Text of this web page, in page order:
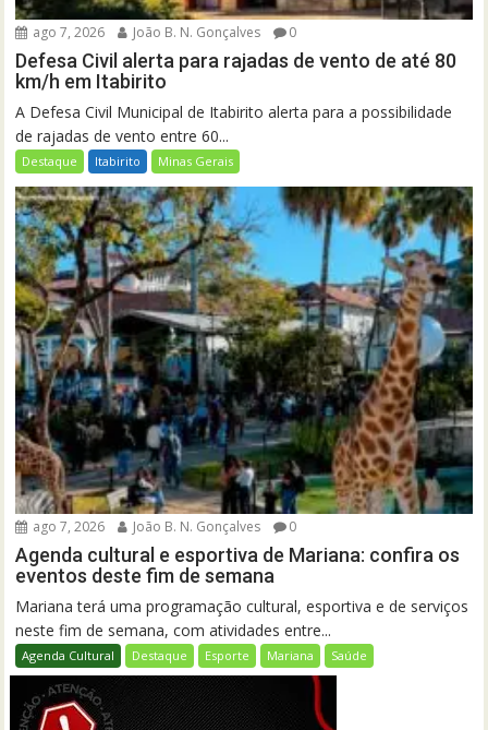
ago 7, 2026 João B. N. Gonçalves 0
Defesa Civil alerta para rajadas de vento de até 80
km/h em Itabirito
A Defesa Civil Municipal de Itabirito alerta para a possibilidade
de rajadas de vento entre 60...
Destaque Itabirito Minas Gerais
ago 7, 2026 João B. N. Gonçalves 0
Agenda cultural e esportiva de Mariana: confira os
eventos deste fim de semana
Mariana terá uma programação cultural, esportiva e de serviços
neste fim de semana, com atividades entre...
Agenda Cultural Destaque Esporte Mariana Saúde